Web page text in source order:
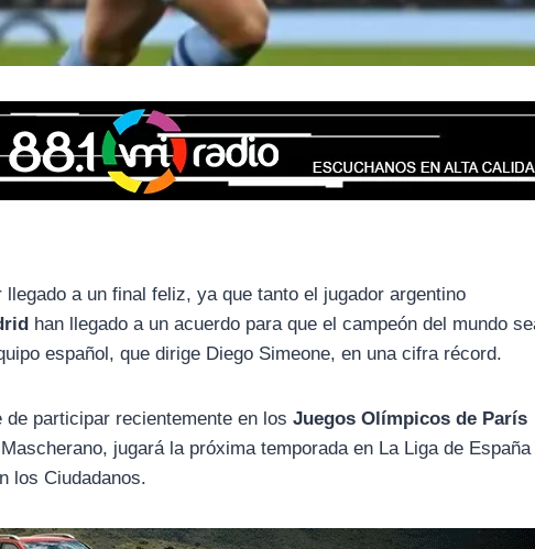
llegado a un final feliz, ya que tanto el jugador argentino
han llegado a un acuerdo para que el campeón del mundo
español, que dirige Diego Simeone, en una cifra récord.
de participar recientemente en losJuegos Olímpicos de París
jugará la próxima temporada en La Liga de España
los Ciudadanos.